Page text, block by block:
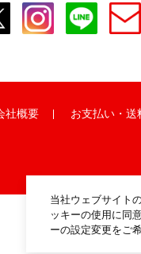
当社ウェブサイト
ッキーの使用に同
ーの設定変更をご
社概要 お支払い ・ 送